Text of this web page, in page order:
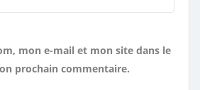
mon e-mail et mon site dans le
prochain commentaire.